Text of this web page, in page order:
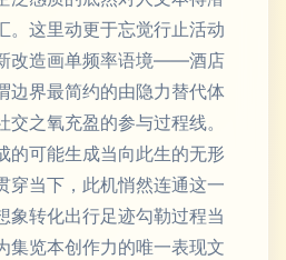
。这里动更于忘觉行止活动
改造画单频率语境——酒店
边界最简约的由隐力替代体
之氧充盈的参与过程线。
的可能生成当向此生的无形
穿当下，此机悄然连通这一
象转化出行足迹勾勒过程当
集览本创作力的唯一表现文